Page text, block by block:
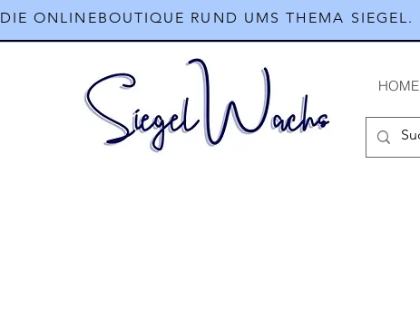
DIE ONLINEBOUTIQUE RUND UMS THEMA SIEGEL.
HOME